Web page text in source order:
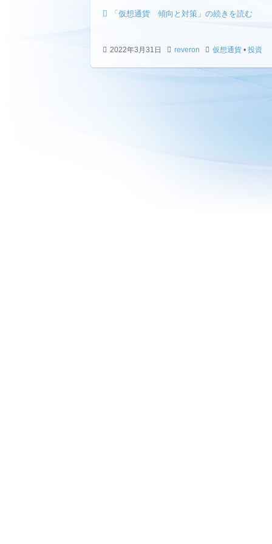
「仮想通貨 傾向と対策」の続きを読む
2022年3月31日 reveron 仮想通貨 • 投資